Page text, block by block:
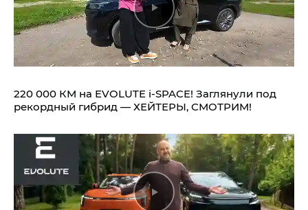
220 000 КМ на EVOLUTE i‑SPACE! Заглянули под
рекордный гибрид — ХЕЙТЕРЫ, СМОТРИМ!